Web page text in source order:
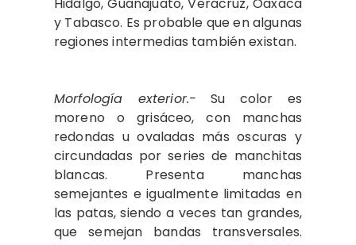
y Tabasco. Es probable que en algunas
regiones intermedias también existan.
Morfología exterior.- Su color es
moreno o grisáceo, con manchas
redondas u ovaladas más oscuras y
circundadas por series de manchitas
blancas. Presenta manchas
semejantes e igualmente limitadas en
las patas, siendo a veces tan grandes,
que semejan bandas transversales.